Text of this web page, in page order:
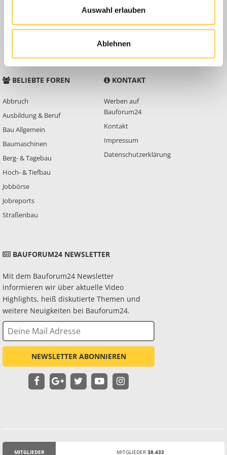
Auswahl erlauben
Ablehnen
Anleitungen
FAQ
Community Regeln
BELIEBTE FOREN
Abbruch
Ausbildung & Beruf
Bau Allgemein
Baumaschinen
Berg- & Tagebau
Hoch- & Tiefbau
Jobbörse
Jobreports
Straßenbau
KONTAKT
Werben auf
Bauforum24
Kontakt
Impressum
Datenschutzerklärung
BAUFORUM24 NEWSLETTER
Mit dem Bauforum24 Newsletter
informieren wir über aktuelle Video
Highlights, heiß diskutierte Themen und
weitere Neuigkeiten bei Bauforum24.
NEWSLETTER ABONNIEREN
MITGLIEDER MITGLIEDER 38.433